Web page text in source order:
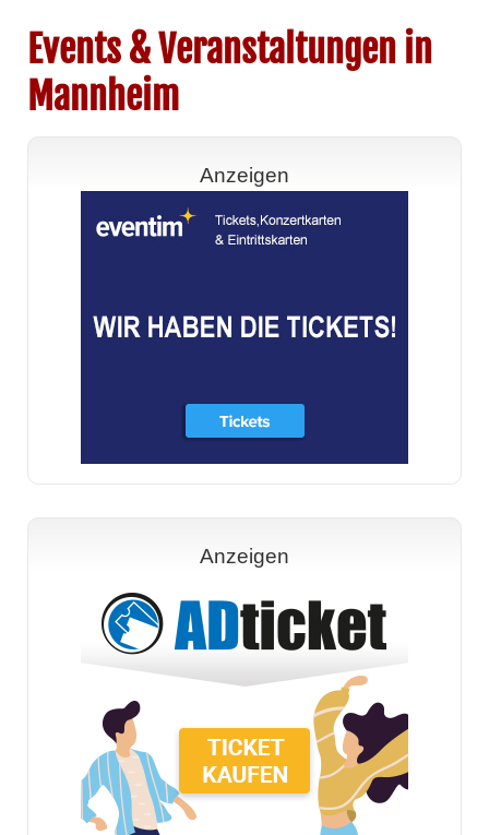
Events & Veranstaltungen in
Mannheim
Anzeigen
Anzeigen